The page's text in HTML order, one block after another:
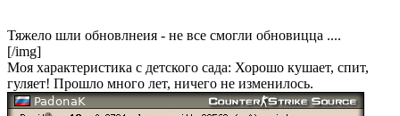
Тяжело шли обновлнеия - не все смогли обновицца ....
[/img]
Моя характеристика с детского сада: Хорошо кушает, спит,
гуляет! Прошло много лет, ничего не изменилось.